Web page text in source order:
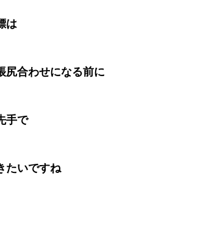
は
尻合わせになる前に
手で
たいですね